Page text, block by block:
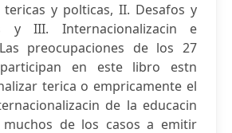
tericas y polticas, II. Desafos y
y III. Internacionalizacin e
preocupaciones de los 27
en este libro estn
terica o empricamente el
de la educacin
de los casos a emitir